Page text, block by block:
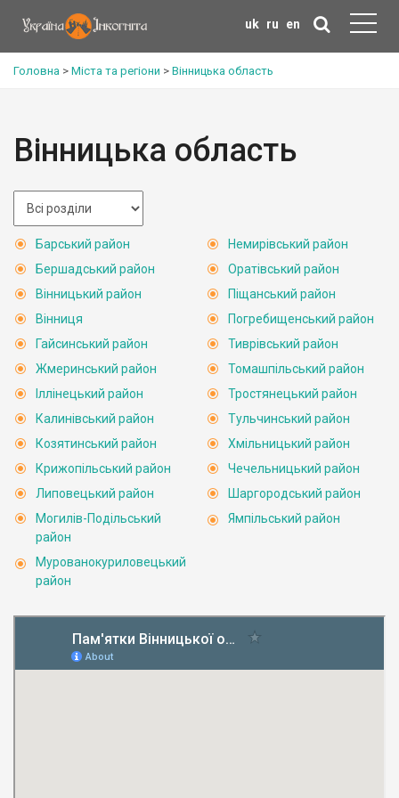
uk ru en
Головна > Міста та регіони > Вінницька область
Вінницька область
Барський район
Бершадський район
Вінницький район
Вінниця
Гайсинський район
Жмеринський район
Іллінецький район
Калинівський район
Козятинський район
Крижопільський район
Липовецький район
Могилів-Подільський
район
Мурованокуриловецький
район
Немирівський район
Оратівський район
Піщанський район
Погребищенський район
Тиврівський район
Томашпільський район
Тростянецький район
Тульчинський район
Хмільницький район
Чечельницький район
Шаргородський район
Ямпільський район